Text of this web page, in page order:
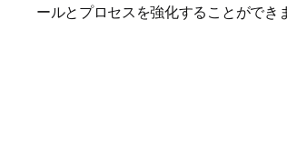
ールとプロセスを強化することができ